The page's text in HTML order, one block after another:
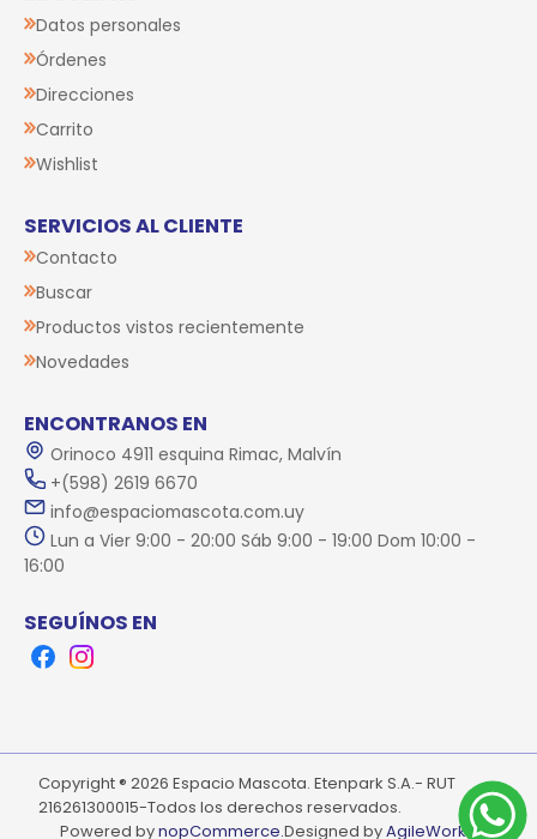
Datos personales
Órdenes
Direcciones
Carrito
Wishlist
SERVICIOS AL CLIENTE
Contacto
Buscar
Productos vistos recientemente
Novedades
ENCONTRANOS EN
Orinoco 4911 esquina Rimac, Malvín
+(598) 2619 6670
info@espaciomascota.com.uy
Lun a Vier 9:00 - 20:00 Sáb 9:00 - 19:00 Dom 10:00 -
16:00
SEGUÍNOS EN
FacebookInstagram
Copyright ® 2026 Espacio Mascota. Etenpark S.A.- RUT
216261300015-Todos los derechos reservados.
Powered bynopCommerce.Designed byAgileWorks.